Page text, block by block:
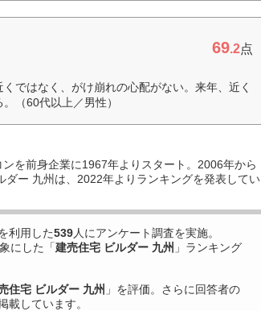
69.2点
ではなく、がけ崩れの心配がない。来年、近く
（60代以上／男性）
を前身企業に1967年よりスタート。2006年から
ダー 九州は、2022年よりランキングを発表してい
利用した539人にアンケート調査を実施。
にした「建売住宅 ビルダー 九州 」ランキング
住宅 ビルダー 九州 」を評価。さらに回答者の
載しています。